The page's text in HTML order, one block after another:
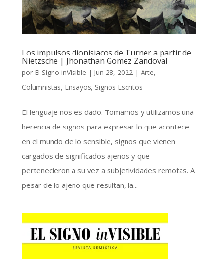
Los impulsos dionisiacos de Turner a partir de
Nietzsche | Jhonathan Gomez Zandoval
por El Signo inVisible | Jun 28, 2022| Arte,
Columnistas, Ensayos, Signos Escritos
El lenguaje nos es dado. Tomamos y utilizamos una
herencia de signos para expresar lo que acontece
en el mundo de lo sensible, signos que vienen
cargados de significados ajenos y que
pertenecieron a su vez a subjetividades remotas. A
pesar de lo ajeno que resultan, la...